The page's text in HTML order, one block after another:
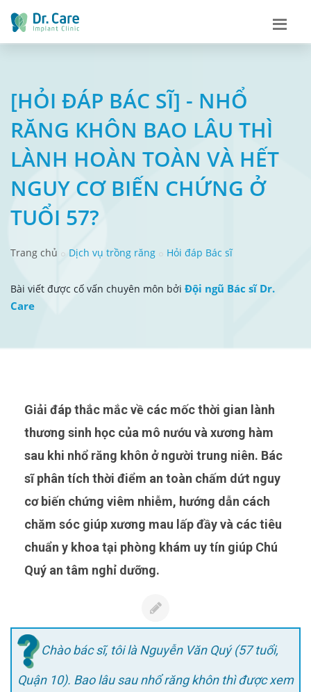
[HỎI ĐÁP BÁC SĨ] - NHỔ
RĂNG KHÔN BAO LÂU THÌ
LÀNH HOÀN TOÀN VÀ HẾT
NGUY CƠ BIẾN CHỨNG Ở
TUỔI 57?
Trang chủ Dịch vụ trồng răng Hỏi đáp Bác sĩ
Bài viết được cố vấn chuyên môn bởi Đội ngũ Bác sĩ Dr.
Care
Giải đáp thắc mắc về các mốc thời gian lành
thương sinh học của mô nướu và xương hàm
sau khi nhổ răng khôn ở người trung niên. Bác
sĩ phân tích thời điểm an toàn chấm dứt nguy
cơ biến chứng viêm nhiễm, hướng dẫn cách
chăm sóc giúp xương mau lấp đầy và các tiêu
chuẩn y khoa tại phòng khám uy tín giúp Chú
Quý an tâm nghỉ dưỡng.
Chào bác sĩ, tôi là Nguyễn Văn Quý (57 tuổi,
Quận 10). Bao lâu sau nhổ răng khôn thì được xem